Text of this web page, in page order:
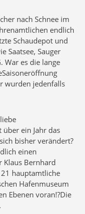
nach Schnee im
endlich
Schaudepot und
Saatsee, Sauger
War es die lange
wurden jedenfalls
ein Jahr das
bisher verändert?
einen
Klaus Bernhard
hauptamtliche
Hafenmuseum
Ebenen voran!?Die